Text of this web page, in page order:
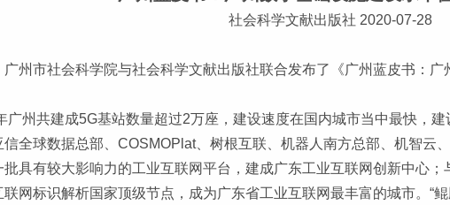
社会科学文献出版社 2020-07-28
广州市社会科学院与社会科学文献出版社联合发布了《广州蓝皮书：广
广州共建成5G基站数量超过2万座，建设速度在国内城市当中最快，
信全球数据总部、COSMOPlat、树根互联、机器人南方总部、机智云
批具有较大影响力的工业互联网平台，建成广东工业互联网创新中心
联网标识解析国家顶级节点，成为广东省工业互联网最丰富的城市。“